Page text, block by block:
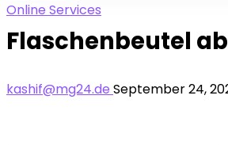
Online Services
Flaschenbeutel
kashif@mg24.de September 24,